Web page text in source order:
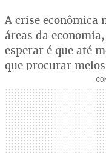
A crise econômica
áreas da
esperar é que até
que procurar